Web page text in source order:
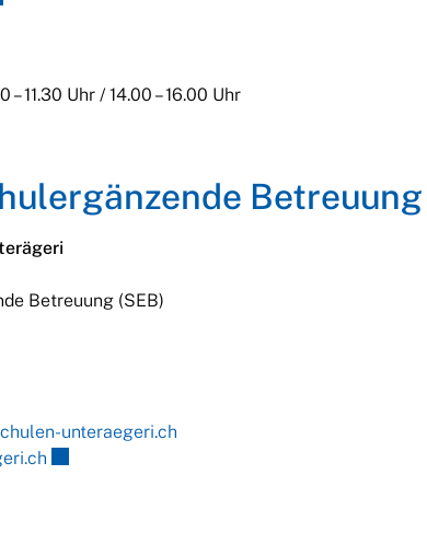
11.30 Uhr / 14.00 – 16.00 Uhr
Betreuung
Betreuung (SEB)
unteraegeri.ch